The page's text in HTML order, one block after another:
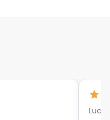
Luc